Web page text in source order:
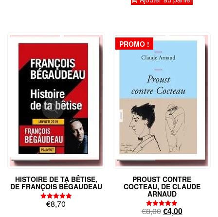
HISTOIRE DE TA BÊTISE,
DE FRANÇOIS BÉGAUDEAU
Note
5.00
€8,70
PROMO !
PROUST CONTRE
COCTEAU, DE CLAUDE
ARNAUD
Note
€8,00Le
€4,00Le